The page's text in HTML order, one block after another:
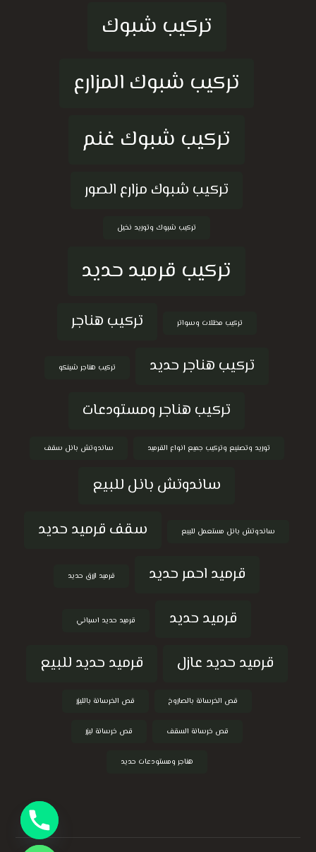
تركيب شبوك
تركيب شبوك المزارع
تركيب شبوك غنم
تركيب شبوك مزارع الصور
تركيب شبوك وتوريد نخيل
تركيب قرميد حديد
تركيب مظلات وسواتر
تركيب هناجر
تركيب هناجر حديد
تركيب هناجر شينكو
تركيب هناجر ومستودعات
توريد وتصنيع وتركيب جميع انواع القرميد ساندوتش بانل سقف
ساندوتش بانل للبيع
ساندوتش بانل مستعمل للبيع
سقف قرميد حديد
قرميد احمر حديد
قرميد ازرق حديد
قرميد حديد قرميد حديد اسباني
قرميد حديد عازل قرميد حديد للبيع
قص الخرسانة بالصاروخ قص الخرسانة بالليزر
قص خرسانة السقف قص خرسانة ليزر
هناجر ومستودعات حديد